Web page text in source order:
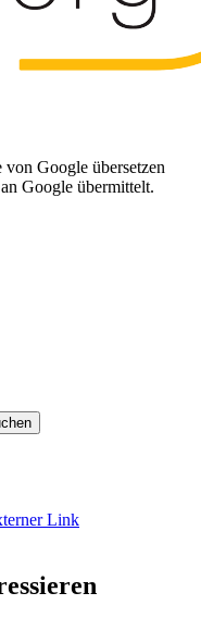
von Google übersetzen
Google übermittelt.
Link